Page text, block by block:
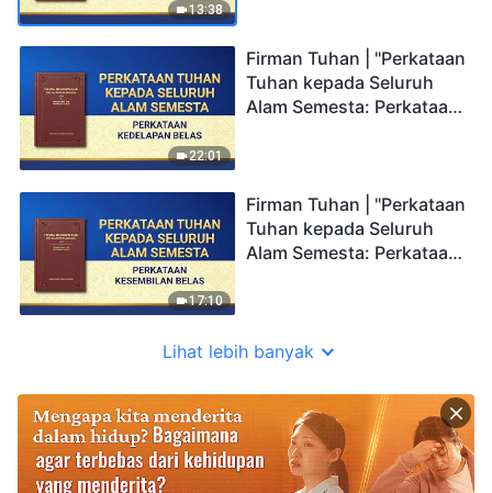
13:38
22:01
Firman Tuhan | "Perkataan
Tuhan kepada Seluruh
Alam Semesta: Perkataan
17:10
Firman Tuhan | "Perkataan
Tuhan kepada Seluruh
Alam Semesta: Perkataan
Lihat lebih banyak